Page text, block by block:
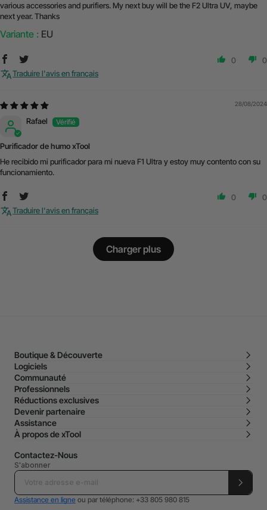
various accessories and purifiers. My next buy will be the F2 Ultra UV, maybe
next year. Thanks
EU
0
0
Traduire l'avis en français
28/08/2024
Rafael
Purificador de humo xTool
He recibido mi purificador para mi nueva F1 Ultra y estoy muy contento con su
funcionamiento.
0
0
Traduire l'avis en français
Charger plus
Boutique & Découverte
Logiciels
Communauté
Professionnels
Réductions exclusives
Devenir partenaire
Assistance
À propos de xTool
Contactez-Nous
S'abonner
Assistance en ligne ou par téléphone: +33 805 980 815